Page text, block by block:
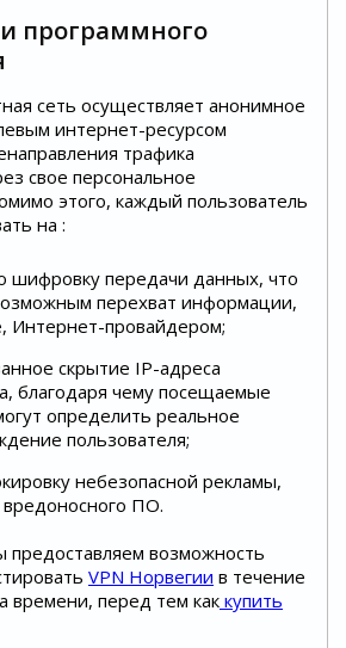
программного
сеть осуществляет анонимное
интернет-ресурсом
трафика
свое персональное
этого, каждый пользователь
на :
шифровку передачи данных, что
перехват информации,
Интернет-провайдером;
скрытие IP-адреса
благодаря чему посещаемые
определить реальное
пользователя;
небезопасной рекламы,
вредоносного ПО.
предоставляем возможность
VPN Норвегии в течение
времени, перед тем как купить